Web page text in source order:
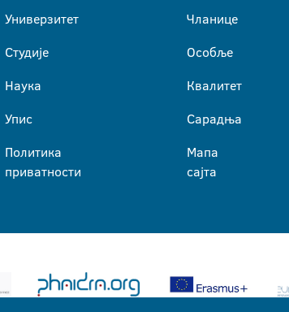
Универзитет
Студије
Наука
Упис
Политика
приватности
Чланице
Особље
Квалитет
Сарадња
Мапа
сајта